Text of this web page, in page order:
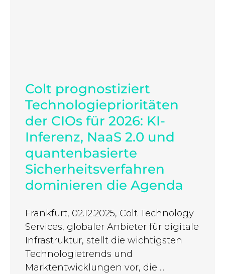
Colt prognostiziert
Technologieprioritäten
der CIOs für 2026: KI-
Inferenz, NaaS 2.0 und
quantenbasierte
Sicherheitsverfahren
dominieren die Agenda
Frankfurt, 02.12.2025, Colt Technology
Services, globaler Anbieter für digitale
Infrastruktur, stellt die wichtigsten
Technologietrends und
Marktentwicklungen vor, die ...